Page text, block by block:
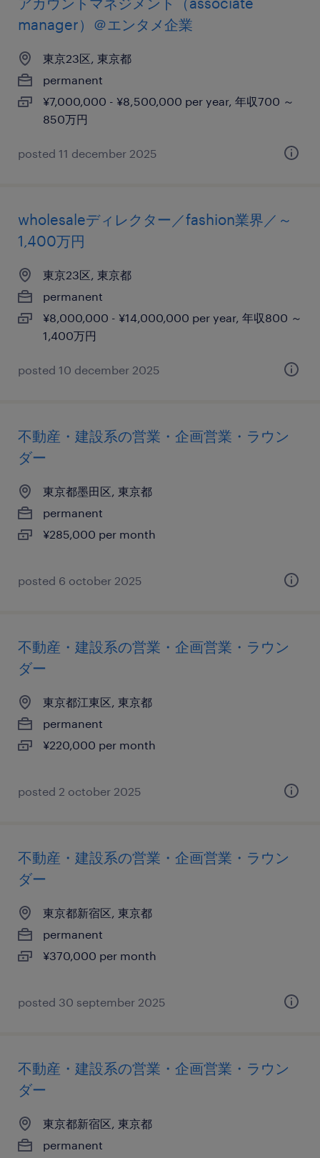
manager）＠エンタメ企業
東京23区, 東京都
permanent
¥7,000,000 - ¥8,500,000 per year, 年収700 ～
850万円
posted 11 december 2025
wholesaleディレクター／fashion業界／～
1,400万円
東京23区, 東京都
permanent
¥8,000,000 - ¥14,000,000 per year, 年収800 ～
1,400万円
posted 10 december 2025
不動産・建設系の営業・企画営業・ラウン
ダー
東京都墨田区, 東京都
permanent
¥285,000 per month
posted 6 october 2025
不動産・建設系の営業・企画営業・ラウン
ダー
東京都江東区, 東京都
permanent
¥220,000 per month
posted 2 october 2025
不動産・建設系の営業・企画営業・ラウン
ダー
東京都新宿区, 東京都
permanent
¥370,000 per month
posted 30 september 2025
不動産・建設系の営業・企画営業・ラウン
ダー
東京都新宿区, 東京都
permanent